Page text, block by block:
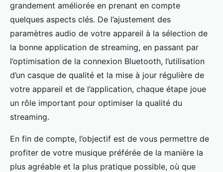
grandement améliorée en prenant en compte
quelques aspects clés. De l’ajustement des
paramètres audio de votre appareil à la sélection de
la bonne application de streaming, en passant par
l’optimisation de la connexion Bluetooth, l’utilisation
d’un casque de qualité et la mise à jour régulière de
votre appareil et de l’application, chaque étape joue
un rôle important pour optimiser la qualité du
streaming.
En fin de compte, l’objectif est de vous permettre de
profiter de votre musique préférée de la manière la
plus agréable et la plus pratique possible, où que